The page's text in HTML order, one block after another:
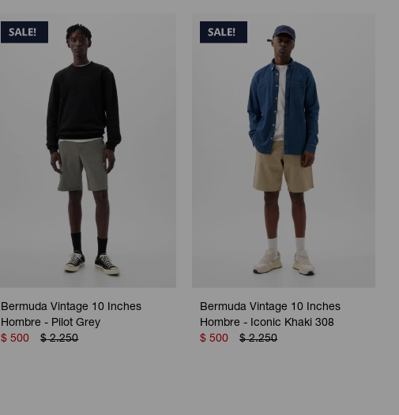
Bermuda Vintage 10 Inches
Hombre - Pilot Grey
$ 500 $ 2.250
Bermuda Vintage 10 Inches
Hombre - Iconic Khaki 308
$ 500 $ 2.250